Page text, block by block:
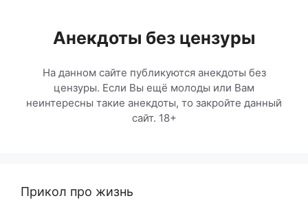
содержимомуАнекдоты без цензуры
На данном сайте публикуются анекдоты без
цензуры. Если Вы ещё молоды или Вам
неинтересны такие анекдоты, то закройте данный
сайт. 18+
Прикол про жизнь